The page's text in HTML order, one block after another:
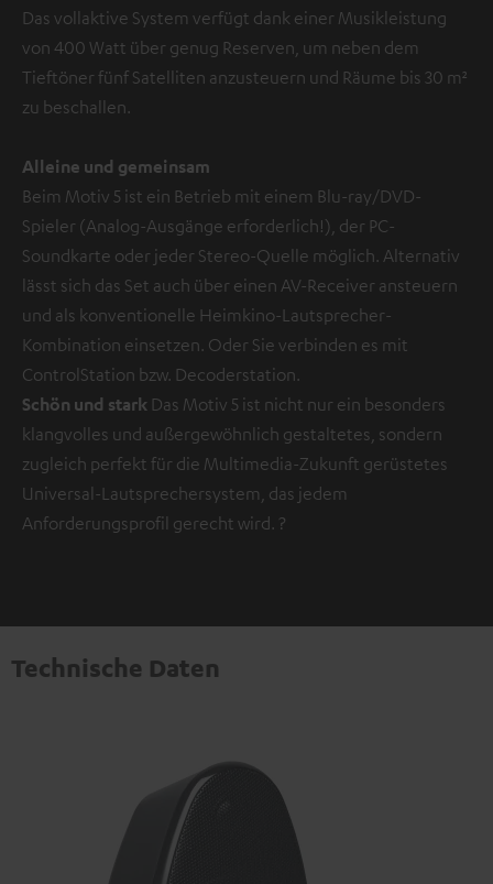
Das vollaktive System verfügt dank einer Musikleistung
von 400 Watt über genug Reserven, um neben dem
Tieftöner fünf Satelliten anzusteuern und Räume bis 30 m²
zu beschallen.
Alleine und gemeinsam
Beim Motiv 5 ist ein Betrieb mit einem Blu-ray/DVD-
Spieler (Analog-Ausgänge erforderlich!), der PC-
Soundkarte oder jeder Stereo-Quelle möglich. Alternativ
lässt sich das Set auch über einen AV-Receiver ansteuern
und als konventionelle Heimkino-Lautsprecher-
Kombination einsetzen. Oder Sie verbinden es mit
ControlStation bzw. Decoderstation.
Schön und stark Das Motiv 5 ist nicht nur ein besonders
klangvolles und außergewöhnlich gestaltetes, sondern
zugleich perfekt für die Multimedia-Zukunft gerüstetes
Universal-Lautsprechersystem, das jedem
Anforderungsprofil gerecht wird. ?
Technische Daten